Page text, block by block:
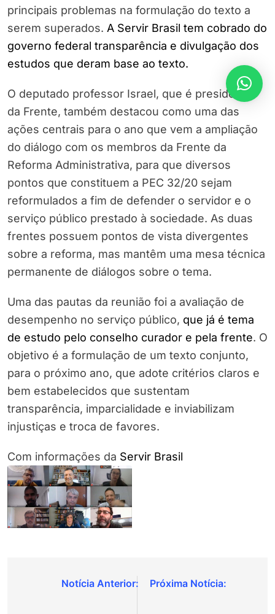
principais problemas na formulação do texto a
serem superados. A Servir Brasil tem cobrado do
governo federal transparência e divulgação dos
estudos que deram base ao texto.
O deputado professor Israel, que é presidente
da Frente, também destacou como uma das
ações centrais para o ano que vem a ampliação
do diálogo com os membros da Frente da
Reforma Administrativa, para que diversos
pontos que constituem a PEC 32/20 sejam
reformulados a fim de defender o servidor e o
serviço público prestado à sociedade. As duas
frentes possuem pontos de vista divergentes
sobre a reforma, mas mantêm uma mesa técnica
permanente de diálogos sobre o tema.
Uma das pautas da reunião foi a avaliação de
desempenho no serviço público, que já é tema
de estudo pelo conselho curador e pela frente. O
objetivo é a formulação de um texto conjunto,
para o próximo ano, que adote critérios claros e
bem estabelecidos que sustentam
transparência, imparcialidade e inviabilizam
injustiças e troca de favores.
Com informações da Servir Brasil
Navegação